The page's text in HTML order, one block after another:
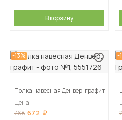
В корзину
-13%
Полка навесная Денвер, графит
Цена
768 672
-